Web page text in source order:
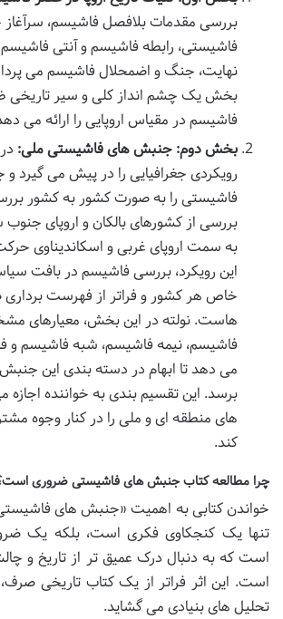
بررسی مقدمات بلافصل فاشیسم،
نهایت، جنگ و اضمحلال فاشیسم می
بخش یک چشم انداز کلی و سیر تاریخی
فاشیسم در مقیاس اروپایی را ارائه می
بخش دوم: جنبش های فاشیستی ملی:
رویکردی جغرافیایی را در پیش می گیرد
فاشیستی را به صورت کشور به کشور
بررسی از کشورهای بالکان و اروپای
به سمت اروپای غربی و اسکاندیناوی
این رویکرد، بررسی فاشیسم در بافت
خاص هر کشور و فراتر از فهرست
هاست. نولته در این بخش، معیارهای
فاشیسم، نیمه فاشیسم، شبه فاشیسم و
می دهد تا ابهام در دسته بندی این
برسد. این تقسیم بندی به خواننده اجازه
های منطقه ای و ملی را در کنار وجوه
کند.
چرا مطالعه کتاب جنبش های فاشیستی ضروری
خواندن کتابی به اهمیت «جنبش های
تنها یک کنجکاوی فکری است، بلکه یک
است که به دنبال درک عمیق تر از تاریخ و
است. این اثر فراتر از یک کتاب تاریخی
تحلیل های بنیادی می گشاید.